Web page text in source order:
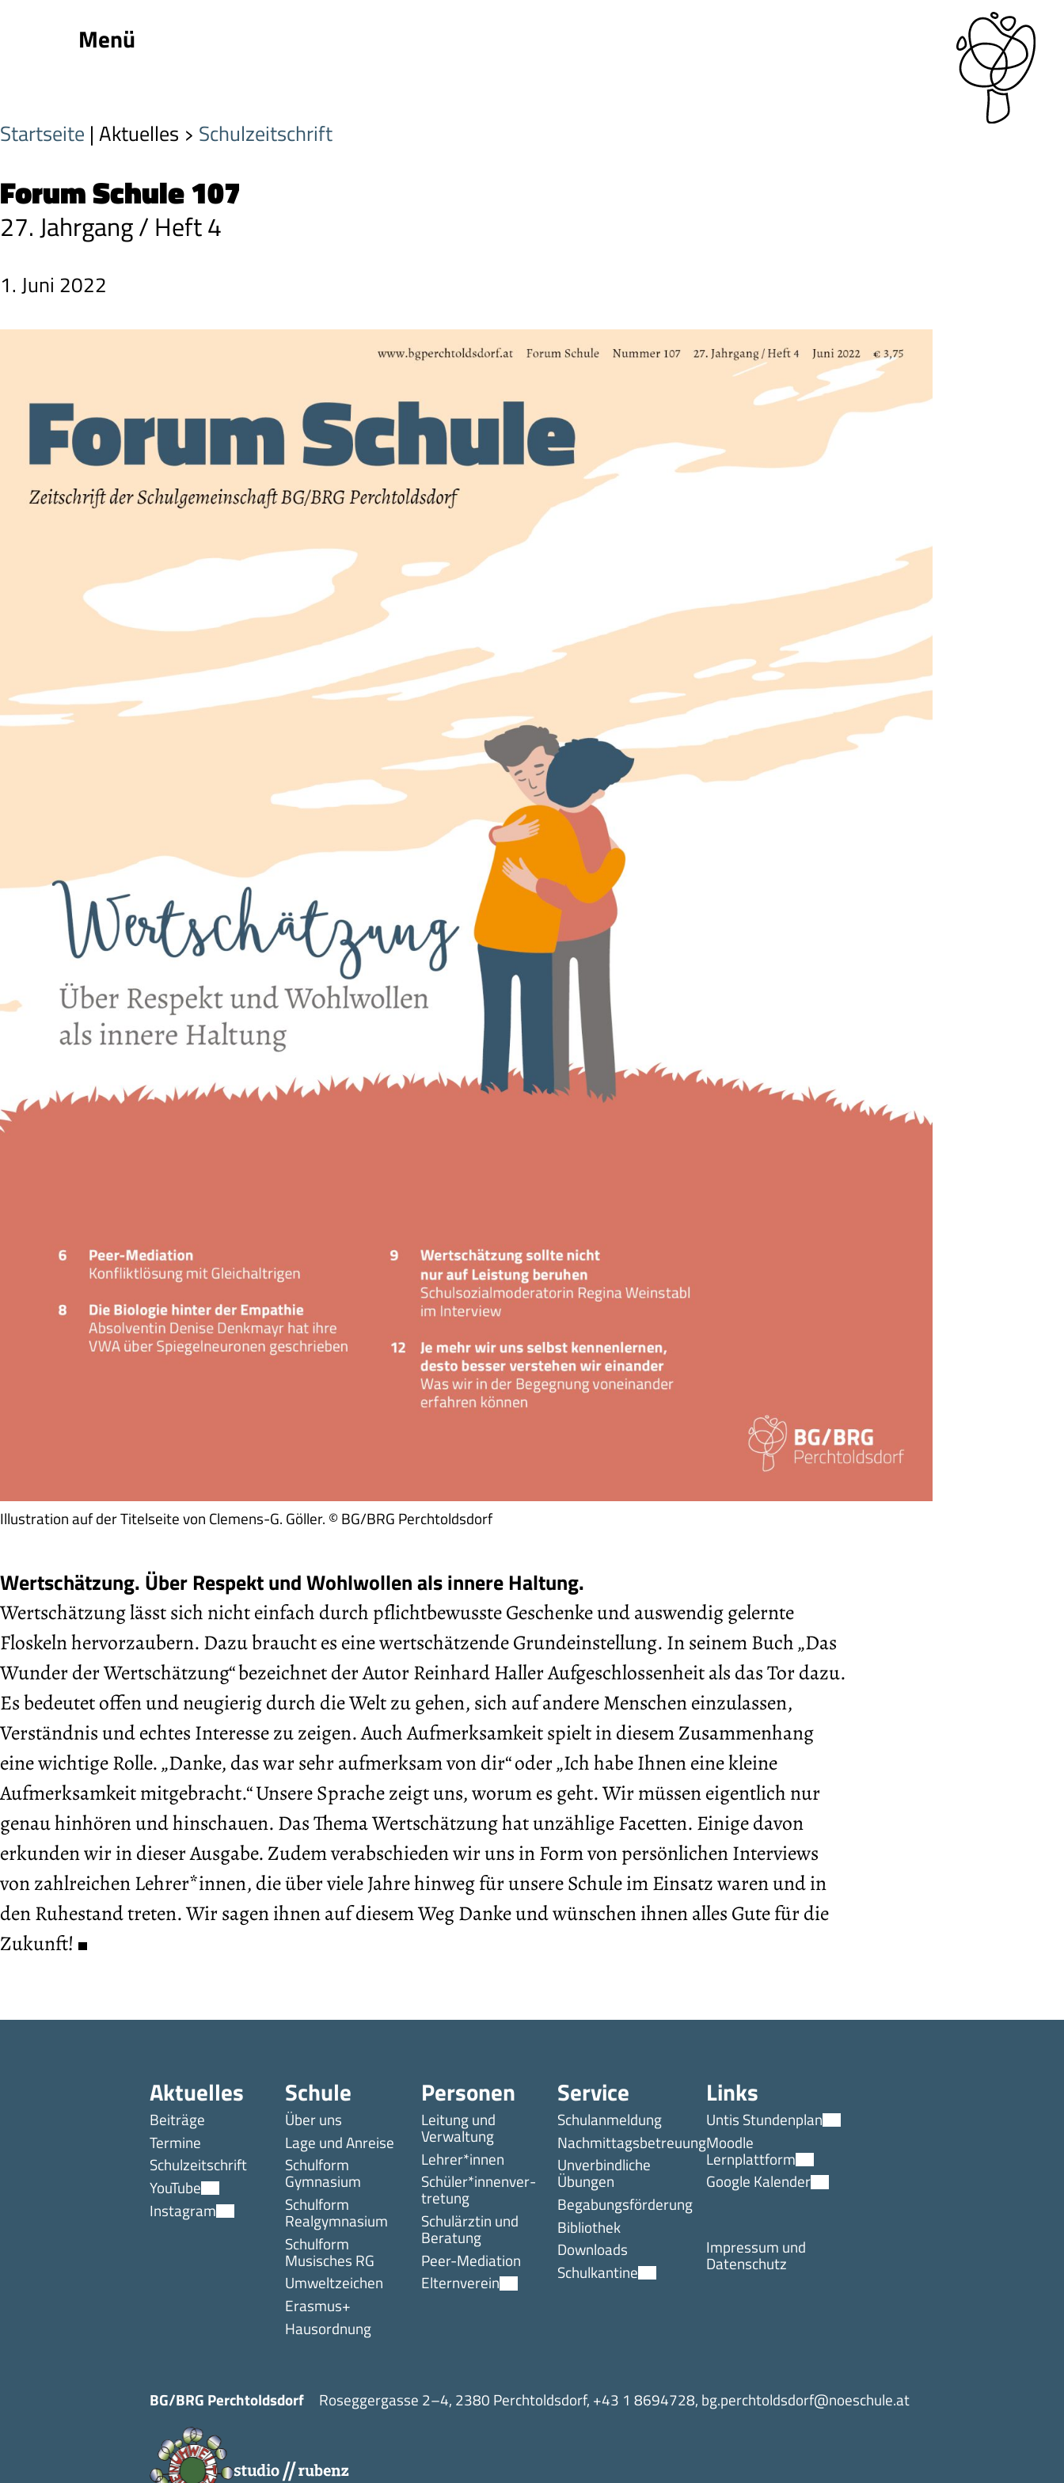
Menü
Startseite | Aktuelles Schulzeitschrift
Forum Schule 107
27. Jahrgang / Heft 4
1. Juni 2022
Illustration auf der Titelseite von Clemens-G. Göller. © BG/BRG Perchtoldsdorf
Wertschätzung. Über Respekt und Wohlwollen als innere Haltung.
Wertschätzung lässt sich nicht einfach durch pflichtbewusste Geschenke und auswendig gelernte
Floskeln hervorzaubern. Dazu braucht es eine wertschätzende Grundeinstellung. In seinem Buch „Das
Wunder der Wertschätzung“ bezeichnet der Autor Reinhard Haller Aufgeschlossenheit als das Tor dazu.
Es bedeutet offen und neugierig durch die Welt zu gehen, sich auf andere Menschen einzulassen,
Verständnis und echtes Interesse zu zeigen. Auch Aufmerksamkeit spielt in diesem Zusammenhang
eine wichtige Rolle. „Danke, das war sehr aufmerksam von dir“ oder „Ich habe Ihnen eine kleine
Aufmerksamkeit mitgebracht.“ Unsere Sprache zeigt uns, worum es geht. Wir müssen eigentlich nur
genau hinhören und hinschauen. Das Thema Wertschätzung hat unzählige Facetten. Einige davon
erkunden wir in dieser Ausgabe. Zudem verabschieden wir uns in Form von persönlichen Interviews
von zahlreichen Lehrer*innen, die über viele Jahre hinweg für unsere Schule im Einsatz waren und in
den Ruhestand treten. Wir sagen ihnen auf diesem Weg Danke und wünschen ihnen alles Gute für die
Zukunft!
Aktuelles
Beiträge
Termine
Schulzeitschrift
YouTube
Instagram
Schule
Über uns
Lage und Anreise
Schulform
Gymnasium
Schulform
Realgymnasium
Schulform
Musisches RG
Umweltzeichen
Erasmus+
Hausordnung
Personen
Leitung und
Verwaltung
Lehrer*innen
Schüler*innen­ver­
tretung
Schulärztin und
Beratung
Peer-Mediation
Elternverein
Service
Schulanmeldung
Nachmittagsbetreuung
Unverbindliche
Übungen
Begabungsförderung
Bibliothek
Downloads
Schulkantine
Links
Untis Stundenplan
Moodle
Lernplattform
Google Kalender
Impressum und
Datenschutz
BG/BRG Perchtoldsdorf Roseggergasse 2–4, 2380 Perchtoldsdorf, +43 1 8694728, bg.perchtoldsdorf@noeschule.at